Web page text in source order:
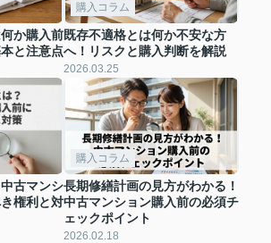
か購入前
と注意点
購入コラム
既存不適格とは何か不安な方
へ！リスクと購入判断を解説
2026.03.25
古マンシ
権利と対
購入コラム
長期修繕計画の見方がわかる！
中古マンション購入前の必須チ
ェックポイント
2026.02.18